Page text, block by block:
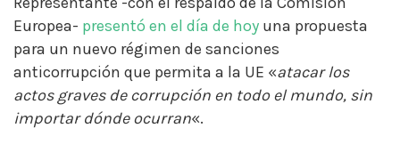
Europea- presentó en el día de hoy una propuesta
para un nuevo régimen de sanciones
anticorrupción que permita a la UE «atacar los
actos graves de corrupción en todo el mundo, sin
importar dónde ocurran«.